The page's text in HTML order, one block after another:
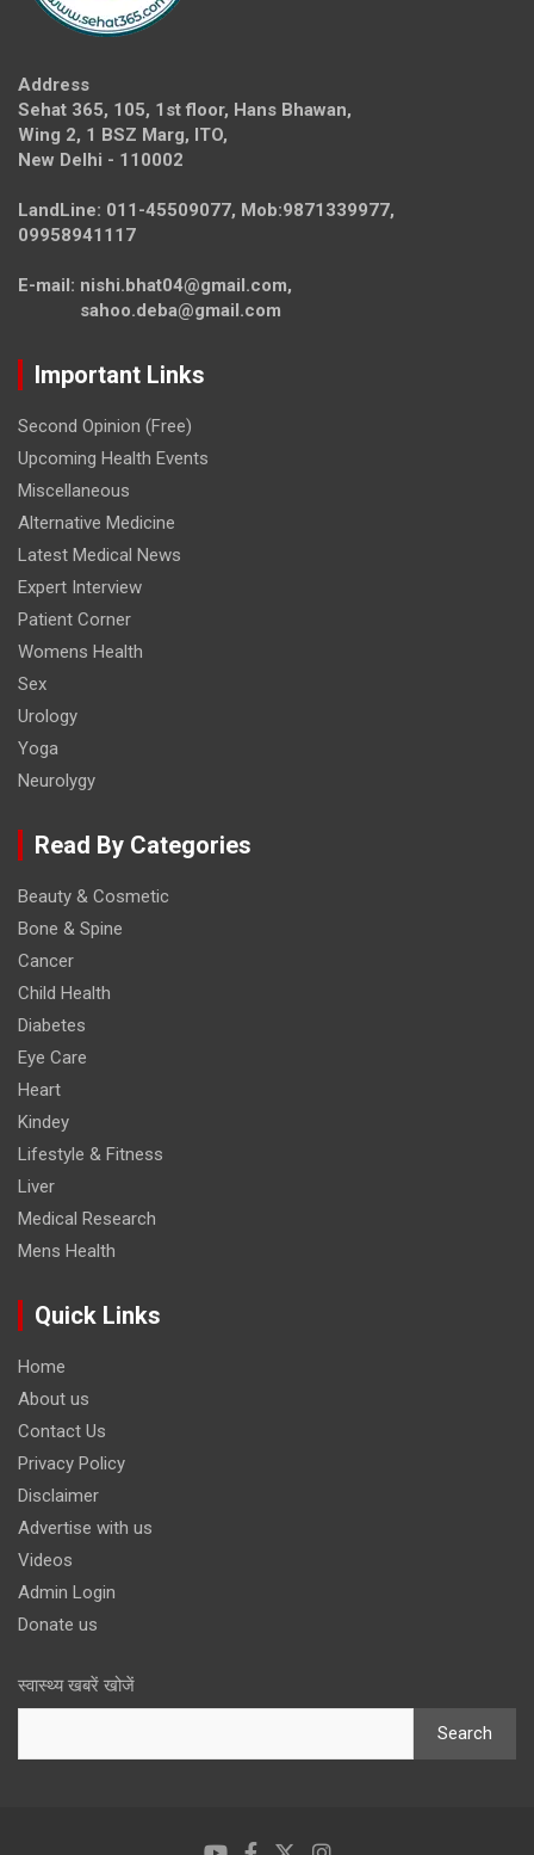
Address
Sehat 365, 105, 1st floor, Hans Bhawan,
Wing 2, 1 BSZ Marg, ITO,
New Delhi - 110002
LandLine: 011-45509077, Mob:9871339977,
09958941117
E-mail: nishi.bhat04@gmail.com,
sahoo.deba@gmail.com
Important Links
Second Opinion (Free)
Upcoming Health Events
Miscellaneous
Alternative Medicine
Latest Medical News
Expert Interview
Patient Corner
Womens Health
Sex
Urology
Yoga
Neurolygy
Read By Categories
Beauty & Cosmetic
Bone & Spine
Cancer
Child Health
Diabetes
Eye Care
Heart
Kindey
Lifestyle & Fitness
Liver
Medical Research
Mens Health
Quick Links
Home
About us
Contact Us
Privacy Policy
Disclaimer
Advertise with us
Videos
Admin Login
Donate us
स्वास्थ्य खबरें खोजें
Search